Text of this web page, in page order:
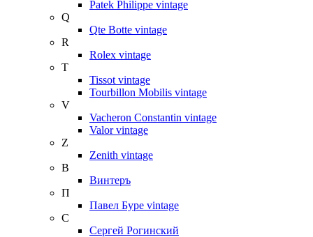
Patek Philippe vintage
Q
Qte Botte vintage
R
Rolex vintage
T
Tissot vintage
Tourbillon Mobilis vintage
V
Vacheron Constantin vintage
Valor vintage
Z
Zenith vintage
В
Винтеръ
П
Павел Буре vintage
С
Сергей Рогинский